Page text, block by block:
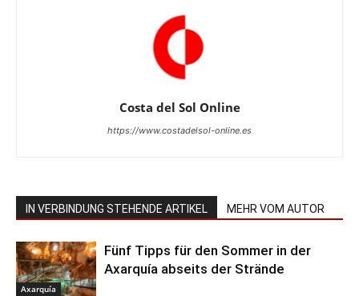
Costa del Sol Online
https://www.costadelsol-online.es
IN VERBINDUNG STEHENDE ARTIKEL MEHR VOM AUTOR
Axarquía
Fünf Tipps für den Sommer in der
Axarquía abseits der Strände